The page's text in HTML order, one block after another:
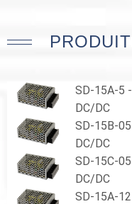
SD-15A-5
DC/DC
SD-15B-
DC/DC
SD-15C-
DC/DC
SD-15A-